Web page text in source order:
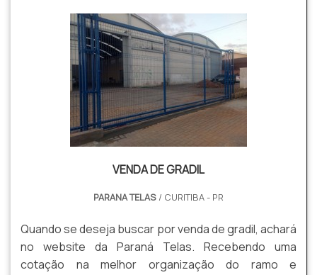
necessário para a fixação deste tipo de cercamento.
MAIS INFORM...
VENDA DE GRADIL
PARANA TELAS / CURITIBA - PR
Quando se deseja buscar por venda de gradil, achará
no website da Paraná Telas. Recebendo uma
cotação na melhor organização do ramo e